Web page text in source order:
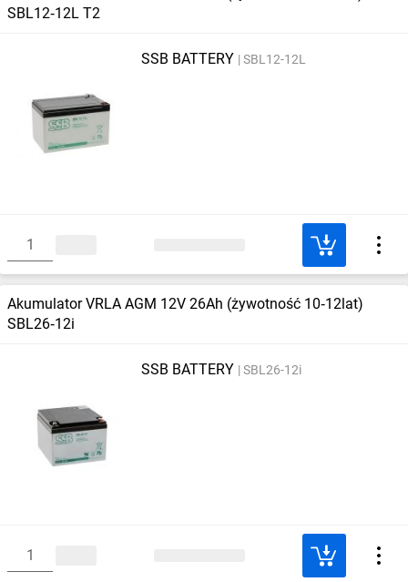
SBL12‑12L T2
SSB BATTERY SBL12-12L
Akumulator VRLA AGM 12V 26Ah (żywotność 10‑12lat)
SBL26‑12i
SSB BATTERY SBL26-12i